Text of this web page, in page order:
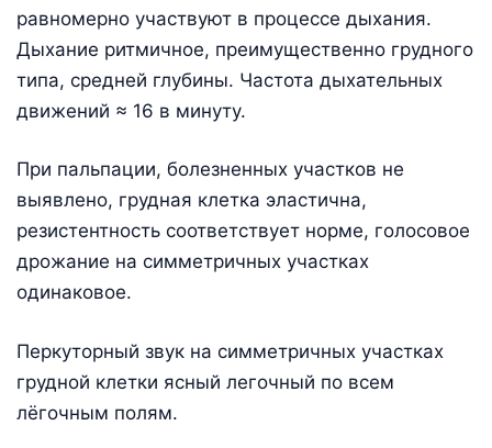
равномерно участвуют в процессе дыхания.
Дыхание ритмичное, преимущественно грудного
типа, средней глубины. Частота дыхательных
движений ≈ 16 в минуту.
При пальпации, болезненных участков не
выявлено, грудная клетка эластична,
резистентность соответствует норме, голосовое
дрожание на симметричных участках
одинаковое.
Перкуторный звук на симметричных участках
грудной клетки ясный легочный по всем
лёгочным полям.